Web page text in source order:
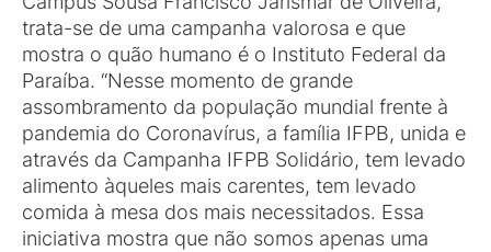
trata-se de uma campanha valorosa e que
mostra o quão humano é o Instituto Federal da
Paraíba. “Nesse momento de grande
assombramento da população mundial frente à
pandemia do Coronavírus, a família IFPB, unida e
através da Campanha IFPB Solidário, tem levado
alimento àqueles mais carentes, tem levado
comida à mesa dos mais necessitados. Essa
iniciativa mostra que não somos apenas uma